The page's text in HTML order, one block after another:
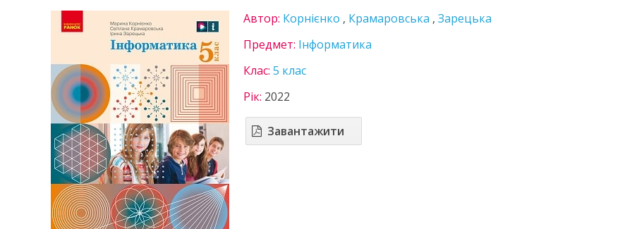
Автор: Корнієнко , Крамаровська , Зарецька
Предмет: Інформатика
Клас: 5 клас
Рік: 2022
Завантажити